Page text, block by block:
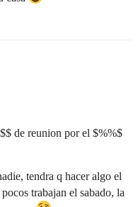
de reunion por el $%%$
tendra q hacer algo el
trabajan el sabado, la